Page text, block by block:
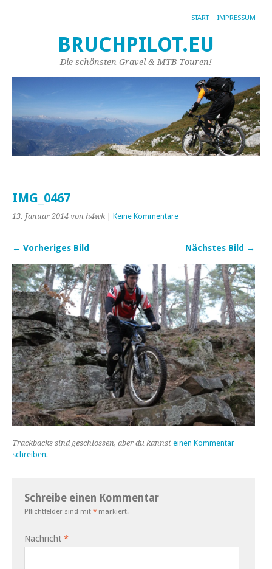
START IMPRESSUM
BRUCHPILOT.EU
Die schönsten Gravel & MTB Touren!
IMG_0467
13. Januar 2014 von h4wk| Keine Kommentare
← Vorheriges Bild Nächstes Bild →
Trackbacks sind geschlossen, aber du kannst einen Kommentar
schreiben.
Schreibe einen Kommentar
Pflichtfelder sind mit * markiert.
Nachricht *